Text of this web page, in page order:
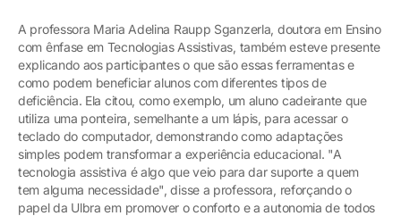
A professora Maria Adelina Raupp Sganzerla, doutora em Ensino
com ênfase em Tecnologias Assistivas, também esteve presente
explicando aos participantes o que são essas ferramentas e
como podem beneficiar alunos com diferentes tipos de
deficiência. Ela citou, como exemplo, um aluno cadeirante que
utiliza uma ponteira, semelhante a um lápis, para acessar o
teclado do computador, demonstrando como adaptações
simples podem transformar a experiência educacional. "A
tecnologia assistiva é algo que veio para dar suporte a quem
tem alguma necessidade", disse a professora, reforçando o
papel da Ulbra em promover o conforto e a autonomia de todos